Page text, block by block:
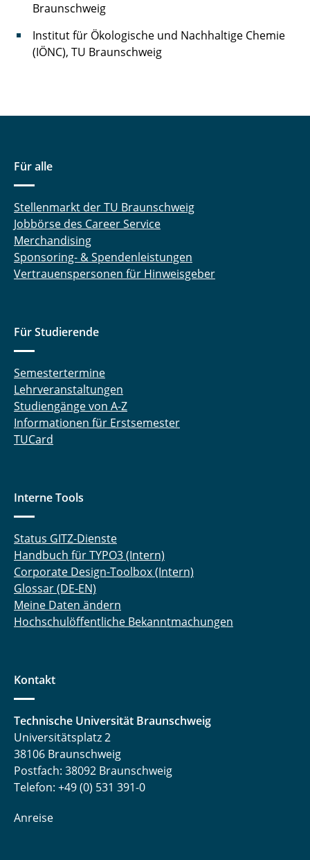
Braunschweig
Institut für Ökologische und Nachhaltige Chemie
(IÖNC), TU Braunschweig
Für alle
Stellenmarkt der TU Braunschweig
Jobbörse des Career Service
Merchandising
Sponsoring- & Spendenleistungen
Vertrauenspersonen für Hinweisgeber
Für Studierende
Semestertermine
Lehrveranstaltungen
Studiengänge von A-Z
Informationen für Erstsemester
TUCard
Interne Tools
Status GITZ-Dienste
Handbuch für TYPO3 (Intern)
Corporate Design-Toolbox (Intern)
Glossar (DE-EN)
Meine Daten ändern
Hochschulöffentliche Bekanntmachungen
Kontakt
Technische Universität Braunschweig
Universitätsplatz 2
38106 Braunschweig
Postfach: 38092 Braunschweig
Telefon: +49 (0) 531 391-0
Anreise